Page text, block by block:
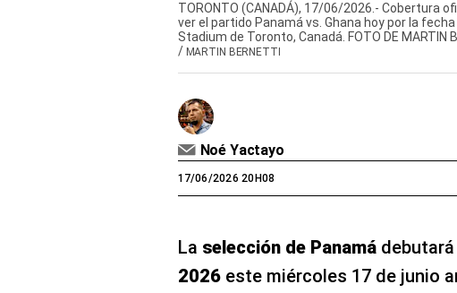
TORONTO (CANADÁ), 17/06/2026.- Cobertura
ver el partido Panamá vs. Ghana hoy por la
Stadium de Toronto, Canadá. FOTO DE MARTIN
/ MARTIN BERNETTI
Noé Yactayo
17/06/2026 20H08
La selección de Panamádebutará
2026este miércoles 17 de junio